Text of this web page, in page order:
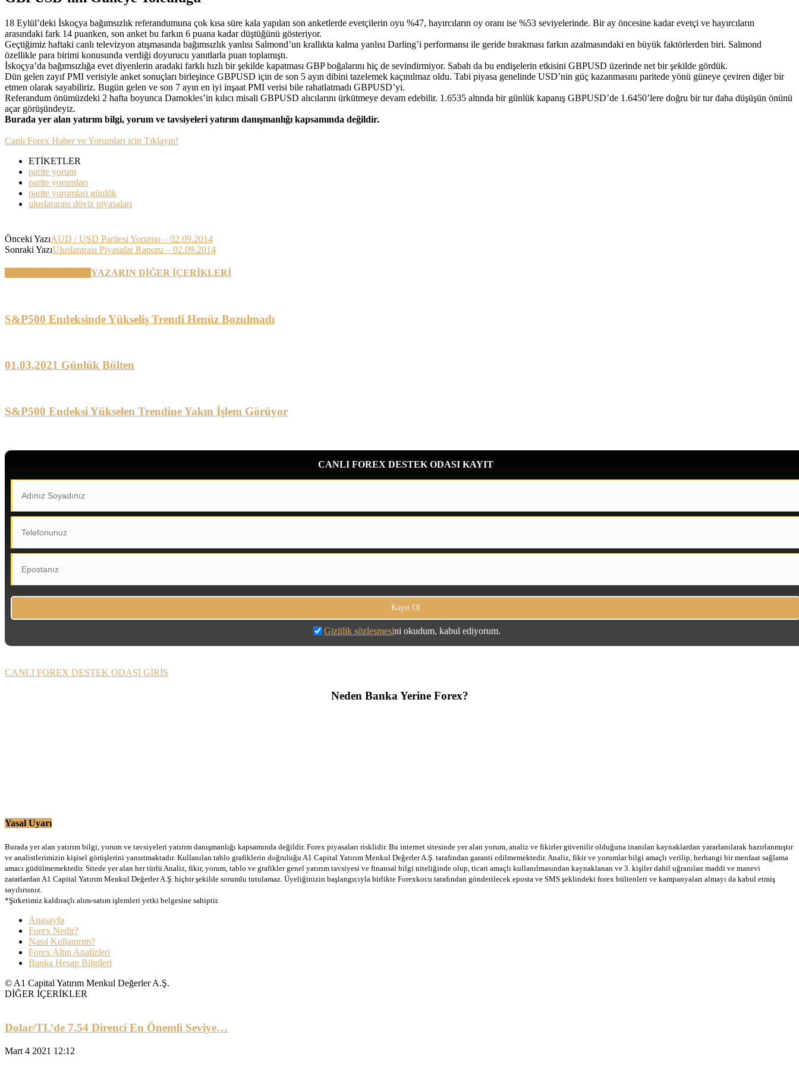
18 Eylül’deki İskoçya bağımsızlık referandumuna çok kısa süre kala yapılan son anketlerde evetçilerin oyu %47, hayırcıların oy oranı ise %53 seviyelerinde. Bir ay öncesine kadar evetçi ve hayırcıların
arasındaki fark 14 puanken, son anket bu farkın 6 puana kadar düştüğünü gösteriyor.
Geçtiğimiz haftaki canlı televizyon atışmasında bağımsızlık yanlısı Salmond’un krallıkta kalma yanlısı Darling’i performansı ile geride bırakması farkın azalmasındaki en büyük faktörlerden biri. Salmond
özellikle para birimi konusunda verdiği doyurucu yanıtlarla puan toplamıştı.
İskoçya’da bağımsızlığa evet diyenlerin aradaki farklı hızlı bir şekilde kapatması GBP boğalarını hiç de sevindirmiyor. Sabah da bu endişelerin etkisini GBPUSD üzerinde net bir şekilde gördük.
Dün gelen zayıf PMI verisiyle anket sonuçları birleşince GBPUSD için de son 5 ayın dibini tazelemek kaçınılmaz oldu. Tabi piyasa genelinde USD’nin güç kazanmasını paritede yönü güneye çeviren diğer bir
etmen olarak sayabiliriz. Bugün gelen ve son 7 ayın en iyi inşaat PMI verisi bile rahatlatmadı GBPUSD’yi.
Referandum önümüzdeki 2 hafta boyunca Damokles’in kılıcı misali GBPUSD alıcılarını ürkütmeye devam edebilir. 1.6535 altında bir günlük kapanış GBPUSD’de 1.6450’lere doğru bir tur daha düşüşün önünü
açar görüşündeyiz.
Burada yer alan yatırım bilgi, yorum ve tavsiyeleri yatırım danışmanlığı kapsamında değildir.
Canlı Forex Haber ve Yorumları için Tıklayın!
ETİKETLER
parite yorum
parite yorumları
parite yorumları günlük
uluslararası döviz piyasaları
Önceki YazıAUD / USD Paritesi Yorumu – 02.09.2014
Sonraki YazıUluslararası Piyasalar Raporu – 02.09.2014
YAZARIN DİĞER İÇERİKLERİ
S&P500 Endeksinde Yükseliş Trendi Henüz Bozulmadı
01.03.2021 Günlük Bülten
S&P500 Endeksi Yükselen Trendine Yakın İşlem Görüyor
CANLI FOREX DESTEK ODASI KAYIT
Gizlilik sözleşmesini okudum, kabul ediyorum.
CANLI FOREX DESTEK ODASI GİRİŞ
Neden Banka Yerine Forex?
Yasal Uyarı
Burada yer alan yatırım bilgi, yorum ve tavsiyeleri yatırım danışmanlığı kapsamında değildir. Forex piyasaları risklidir. Bu internet sitesinde yer alan yorum, analiz ve fikirler güvenilir olduğuna inanılan kaynaklardan yararlanılarak hazırlanmıştır
ve analistlerimizin kişisel görüşlerini yansıtmaktadır. Kullanılan tablo grafiklerin doğruluğu A1 Capital Yatırım Menkul Değerler A.Ş. tarafından garanti edilmemektedir. Analiz, fikir ve yorumlar bilgi amaçlı verilip, herhangi bir menfaat sağlama
amacı güdülmemektedir. Sitede yer alan her türlü Analiz, fikir, yorum, tablo ve grafikler genel yatırım tavsiyesi ve finansal bilgi niteliğinde olup, ticari amaçlı kullanılmasından kaynaklanan ve 3. kişiler dahil uğranılan maddi ve manevi
zararlardan A1 Capital Yatırım Menkul Değerler A.Ş. hiçbir şekilde sorumlu tutulamaz. Üyeliğinizin başlangıcıyla birlikte Forexkocu tarafından gönderilecek eposta ve SMS şeklindeki forex bültenleri ve kampanyaları almayı da kabul etmiş
sayılırsınız.
*Şirketimiz kaldıraçlı alım-satım işlemleri yetki belgesine sahiptir.
Anasayfa
Forex Nedir?
Nasıl Kullanırım?
Forex Altın Analizleri
Banka Hesap Bilgileri
© A1 Capital Yatırım Menkul Değerler A.Ş.
DİĞER İÇERİKLER
Dolar/TL’de 7.54 Direnci En Önemli Seviye…
Mart 4 2021 12:12